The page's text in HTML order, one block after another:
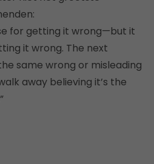
for getting it wrong—but it
it wrong. The next
same wrong or misleading
away believing it’s the